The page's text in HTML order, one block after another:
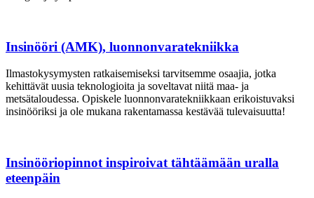
Insinööri (AMK), luonnonvaratekniikka
Ilmastokysymysten ratkaisemiseksi tarvitsemme osaajia, jotka
kehittävät uusia teknologioita ja soveltavat niitä maa- ja
metsätaloudessa. Opiskele luonnonvaratekniikkaan erikoistuvaksi
insinööriksi ja ole mukana rakentamassa kestävää tulevaisuutta!
Insinööriopinnot inspiroivat tähtäämään uralla
eteenpäin